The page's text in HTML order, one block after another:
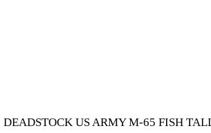
DEADSTOCK US ARMY M-65 FISH